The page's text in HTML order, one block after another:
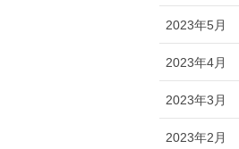
2023年5月
2023年4月
2023年3月
2023年2月